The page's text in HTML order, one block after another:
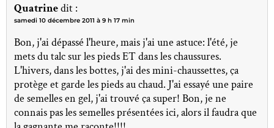
Quatrinedit :
samedi 10 décembre 2011 à 9 h 17 min
Bon, j'ai dépassé l'heure, mais j'ai une astuce: l'été, je
mets du talc sur les pieds ET dans les chaussures.
L'hivers, dans les bottes, j'ai des mini-chaussettes, ça
protège et garde les pieds au chaud. J'ai essayé une paire
de semelles en gel, j'ai trouvé ça super! Bon, je ne
connais pas les semelles présentées ici, alors il faudra que